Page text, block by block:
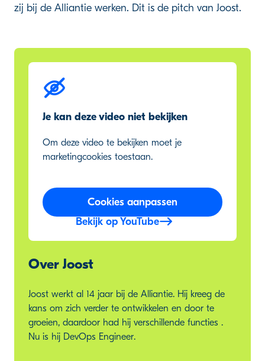
zij bij de Alliantie werken. Dit is de pitch van Joost.
Je kan deze video niet bekijken
Om deze video te bekijken moet je
marketingcookies toestaan.
Cookies aanpassen
Bekijk op YouTube
Over Joost
Joost werkt al 14 jaar bij de Alliantie. Hij kreeg de
kans om zich verder te ontwikkelen en door te
groeien, daardoor had hij verschillende functies .
Nu is hij DevOps Engineer.